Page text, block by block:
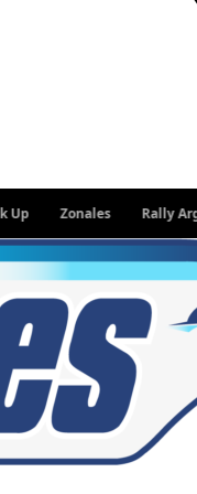
Zonales Rally Argentino